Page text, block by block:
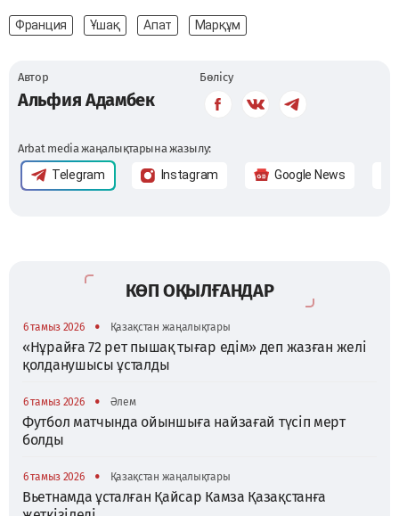
Франция Ұшақ Апат Марқұм
Автор
Альфия Адамбек
Бөлісу
Arbat media жаңалықтарына жазылу:
Telegram Instagram Google News
КӨП ОҚЫЛҒАНДАР
6 тамыз 2026 • Қазақстан жаңалықтары
«Нұрайға 72 рет пышақ тығар едім» деп жазған желі
қолданушысы ұсталды
6 тамыз 2026 • Әлем
Футбол матчында ойыншыға найзағай түсіп мерт
болды
6 тамыз 2026 • Қазақстан жаңалықтары
Вьетнамда ұсталған Қайсар Камза Қазақстанға